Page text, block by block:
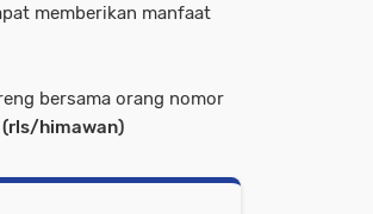
memberikan manfaat
bersama orang nomor
(rls/himawan)